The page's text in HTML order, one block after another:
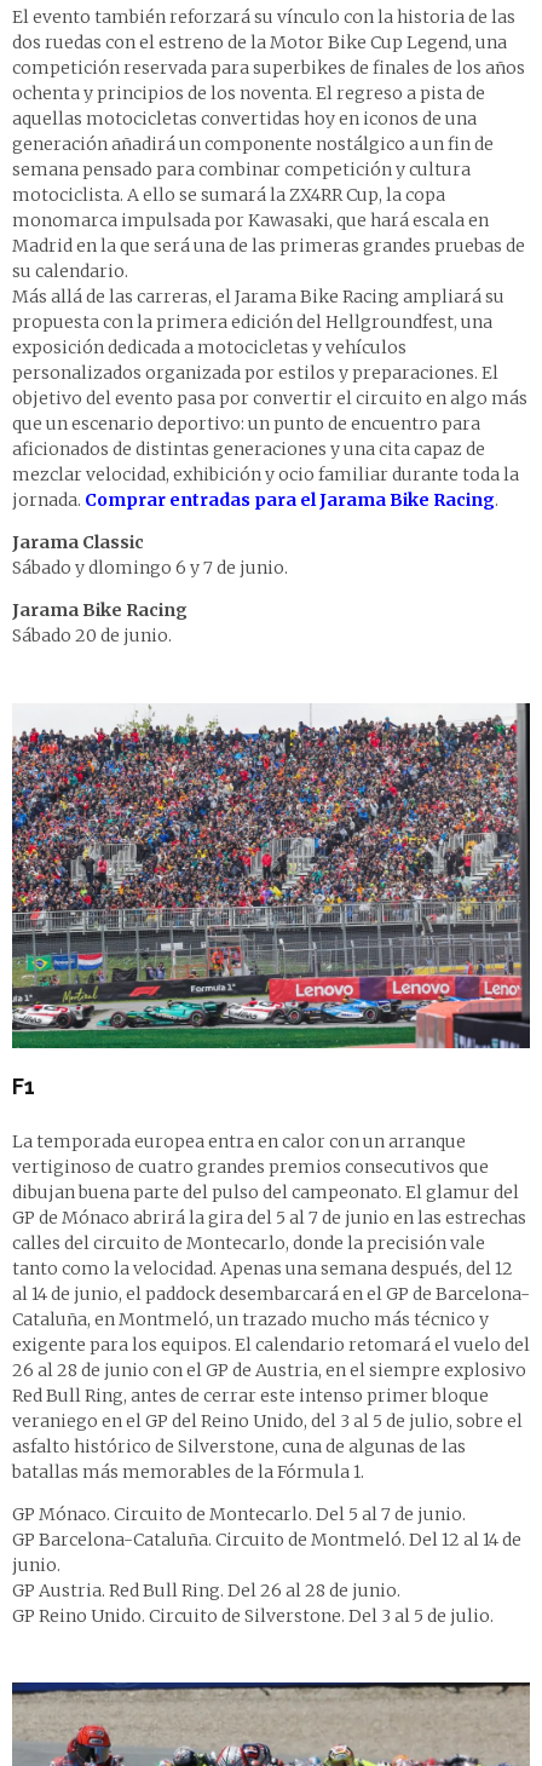
El evento también reforzará su vínculo con la historia de las
dos ruedas con el estreno de la Motor Bike Cup Legend, una
competición reservada para superbikes de finales de los años
ochenta y principios de los noventa. El regreso a pista de
aquellas motocicletas convertidas hoy en iconos de una
generación añadirá un componente nostálgico a un fin de
semana pensado para combinar competición y cultura
motociclista. A ello se sumará la ZX4RR Cup, la copa
monomarca impulsada por Kawasaki, que hará escala en
Madrid en la que será una de las primeras grandes pruebas de
su calendario.
Más allá de las carreras, el Jarama Bike Racing ampliará su
propuesta con la primera edición del Hellgroundfest, una
exposición dedicada a motocicletas y vehículos
personalizados organizada por estilos y preparaciones. El
objetivo del evento pasa por convertir el circuito en algo más
que un escenario deportivo: un punto de encuentro para
aficionados de distintas generaciones y una cita capaz de
mezclar velocidad, exhibición y ocio familiar durante toda la
jornada. Comprar entradas para el Jarama Bike Racing.
Jarama Classic
Sábado y dlomingo 6 y 7 de junio.
Jarama Bike Racing
Sábado 20 de junio.
F1
La temporada europea entra en calor con un arranque
vertiginoso de cuatro grandes premios consecutivos que
dibujan buena parte del pulso del campeonato. El glamur del
GP de Mónaco abrirá la gira del 5 al 7 de junio en las estrechas
calles del circuito de Montecarlo, donde la precisión vale
tanto como la velocidad. Apenas una semana después, del 12
al 14 de junio, el paddock desembarcará en el GP de Barcelona-
Cataluña, en Montmeló, un trazado mucho más técnico y
exigente para los equipos. El calendario retomará el vuelo del
26 al 28 de junio con el GP de Austria, en el siempre explosivo
Red Bull Ring, antes de cerrar este intenso primer bloque
veraniego en el GP del Reino Unido, del 3 al 5 de julio, sobre el
asfalto histórico de Silverstone, cuna de algunas de las
batallas más memorables de la Fórmula 1.
GP Mónaco. Circuito de Montecarlo. Del 5 al 7 de junio.
GP Barcelona-Cataluña. Circuito de Montmeló. Del 12 al 14 de
junio.
GP Austria. Red Bull Ring. Del 26 al 28 de junio.
GP Reino Unido. Circuito de Silverstone. Del 3 al 5 de julio.